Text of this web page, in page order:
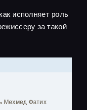
исполняет роль
за такой
Мехмед Фатих